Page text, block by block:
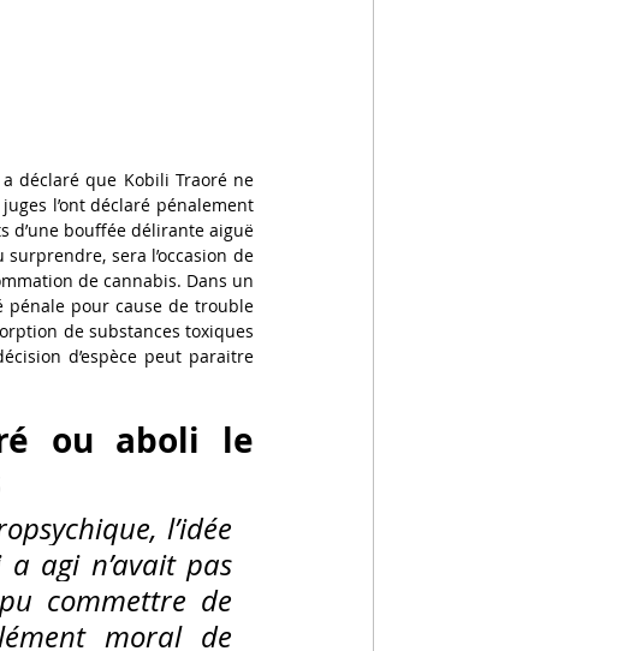
déclaré que Kobili Traoré ne
l’ont déclaré pénalement
d’une bouffée délirante aiguë
sera l’occasion de
pénale pour cause de trouble
de substances toxiques
d’espèce peut paraitre
ou aboli le
l’idée
agi n’avait pas
commettre de
moral de